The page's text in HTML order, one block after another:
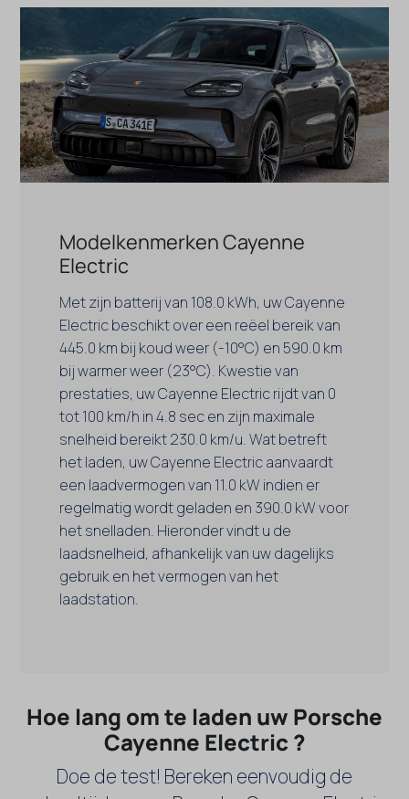
Modelkenmerken Cayenne
Electric
Met zijn batterij van 108.0 kWh, uw Cayenne
Electric beschikt over een reëel bereik van
445.0 km bij koud weer (-10°C) en 590.0 km
bij warmer weer (23°C). Kwestie van
prestaties, uw Cayenne Electric rijdt van 0
tot 100 km/h in 4.8 sec en zijn maximale
snelheid bereikt 230.0 km/u. Wat betreft
het laden, uw Cayenne Electric aanvaardt
een laadvermogen van 11.0 kW indien er
regelmatig wordt geladen en 390.0 kW voor
het snelladen. Hieronder vindt u de
laadsnelheid, afhankelijk van uw dagelijks
gebruik en het vermogen van het
laadstation.
Hoe lang om te laden uw Porsche
Cayenne Electric ?
Doe de test! Bereken eenvoudig de